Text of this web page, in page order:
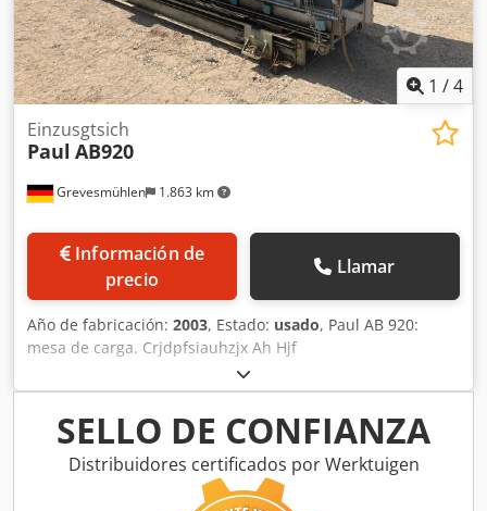
1 /4
Grevesmühlen 1.863 km
Einzusgtsich
Paul AB920
Información de
precio
Llamar
Año de fabricación: 2003, Estado: usado, Paul AB 920:
mesa de carga. Crjdpfsiauhzjx Ah Hjf
SELLO DE CONFIANZA
Distribuidores certificados por Werktuigen